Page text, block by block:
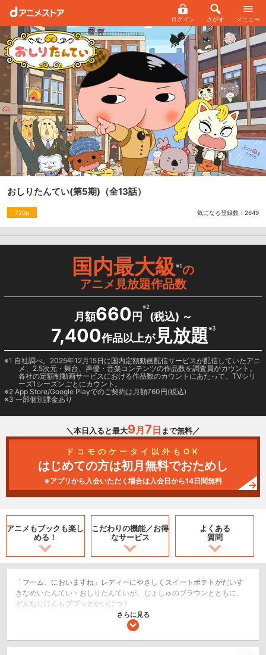
ログイン さがす メニュー
おしりたんてい(第5期) （全13話）
720p 気になる登録数： 2649
国内最大級※1の
アニメ見放題作品数
月額660 円
※2
(税込) ～
7,400作品以上が見放題※3
1 自社調べ。2025年12月15日に国内定額動画配信サービスが配信していたアニ
メ、2.5次元・舞台、声優・音楽コンテンツの作品数を調査員がカウント。
各社の定額制動画サービスにおける作品数のカウントにあたって、TVシリ
ーズ1シーズンごとにカウント。
2 App Store/Google Playでのご契約は月額760円(税込)
3 一部個別課金あり
＼本日入ると最大9月 7 日 まで無料／
ドコモのケータイ以外もOK
はじめての方は初月無料でおためし
※アプリから入会いただく場合は入会日から14日間無料
アニメもブックも楽し
める！
こだわりの機能／お得
なサービス
よくある
質問
「フーム、においますね」レディーにやさしくスイートポテトがだいす
きなめいたんてい・おしりたんていが、じょしゅのブラウンとともに、
どんなじけんもププッとかいけつ！
さらに見る